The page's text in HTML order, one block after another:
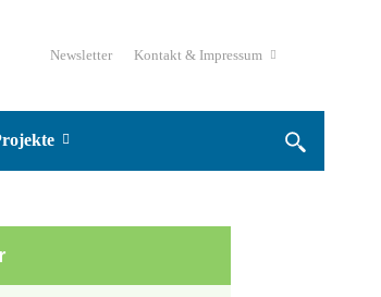
Newsletter Kontakt & Impressum